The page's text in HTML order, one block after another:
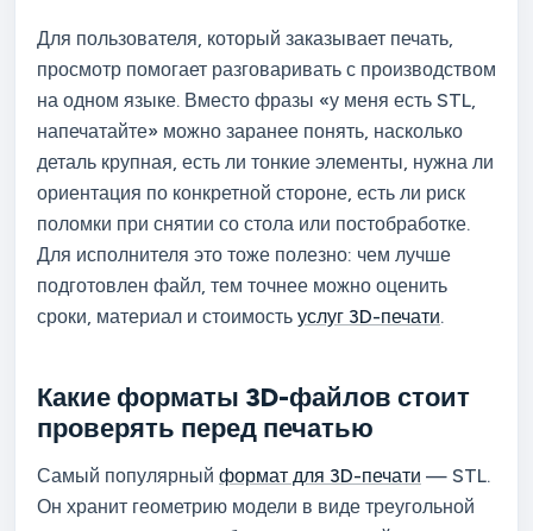
Для пользователя, который заказывает печать,
просмотр помогает разговаривать с производством
на одном языке. Вместо фразы «у меня есть STL,
напечатайте» можно заранее понять, насколько
деталь крупная, есть ли тонкие элементы, нужна ли
ориентация по конкретной стороне, есть ли риск
поломки при снятии со стола или постобработке.
Для исполнителя это тоже полезно: чем лучше
подготовлен файл, тем точнее можно оценить
сроки, материал и стоимость услуг 3D-печати.
Какие форматы 3D-файлов стоит
проверять перед печатью
Самый популярный формат для 3D-печати — STL.
Он хранит геометрию модели в виде треугольной